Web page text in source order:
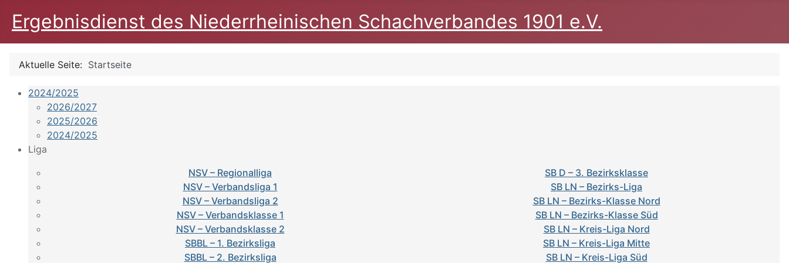
Ergebnisdienst des Niederrheinischen Schachverbandes 1901 e.V.
Aktuelle Seite: Startseite
2024/2025
2026/2027
2025/2026
2024/2025
Liga
NSV – Regionalliga
SB D – 3. Bezirksklasse
NSV – Verbandsliga 1
SB LN – Bezirks-Liga
NSV – Verbandsliga 2
SB LN – Bezirks-Klasse Nord
NSV – Verbandsklasse 1
SB LN – Bezirks-Klasse Süd
NSV – Verbandsklasse 2
SB LN – Kreis-Liga Nord
SBBL – 1. Bezirksliga
SB LN – Kreis-Liga Mitte
SBBL – 2. Bezirksliga
SB LN – Kreis-Liga Süd